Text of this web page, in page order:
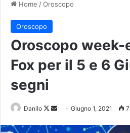
Home /Oroscopo
Oroscopo
Oroscopo week-
Fox per il 5 e 6
segni
Danilo Giugno 1, 2021